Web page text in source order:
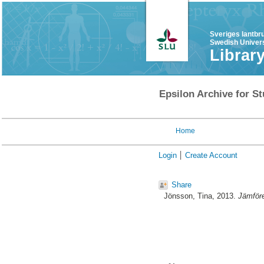
Sveriges
Swedish
Epsilon Archive for
Home
Login Create Account
Share
Jönsson, Tina, 2013.